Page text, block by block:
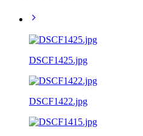
DSCF1425.jpg
DSCF1422.jpg